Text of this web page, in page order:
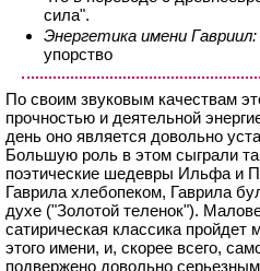
сила".
Энергетика имени Гавриил:
упорство
По своим звуковым качествам
прочностью и деятельной
день оно является довольно
Большую роль в этом сыграли
поэтические шедевры Ильфа и
Гаврила хлебопеком, Гаврила
духе ("Золотой теленок").
сатирическая классика пройдет
этого имени, и, скорее всего,
подвержено довольно